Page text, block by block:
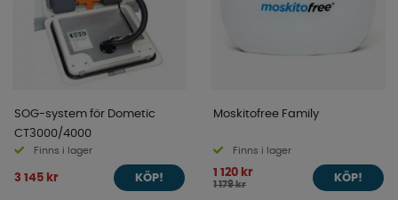
SOG-system för Dometic
CT3000/4000
Finns i lager
3 145 kr KÖP!
Moskitofree Family
Finns i lager
1 120 kr
1 179 kr
KÖP!